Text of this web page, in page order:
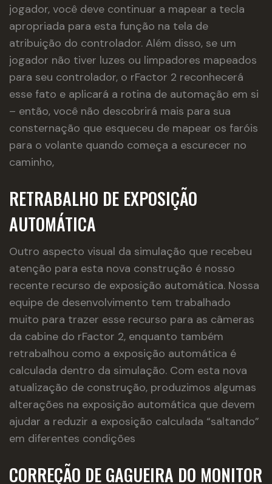
jogador, você deve continuar a mapear a tecla
apropriada para esta função na tela de
atribuição do controlador. Além disso, se um
jogador não tiver luzes ou limpadores mapeados
para seu controlador, o rFactor 2 reconhecerá
esse fato e aplicará a rotina de automação em si
– então, você não descobrirá mais para sua
consternação que esqueceu de mapear os faróis
para o volante quando começa a escurecer no
caminho,
RETRABALHO DE EXPOSIÇÃO
AUTOMÁTICA
Outro aspecto visual da simulação que recebeu
atenção para esta nova construção é nosso
recente recurso de exposição automática. Nossa
equipe de desenvolvimento tem trabalhado
muito para trazer esse recurso para as câmeras
da cabine do rFactor 2, enquanto também
retrabalhou como a exposição automática é
calculada dentro da simulação. Com esta nova
atualização de construção, produzimos algumas
alterações na exposição automática que devem
ajudar a reduzir a exposição calculada “saltando”
em diferentes condições
CORREÇÃO DE GAGUEIRA DO MONITOR